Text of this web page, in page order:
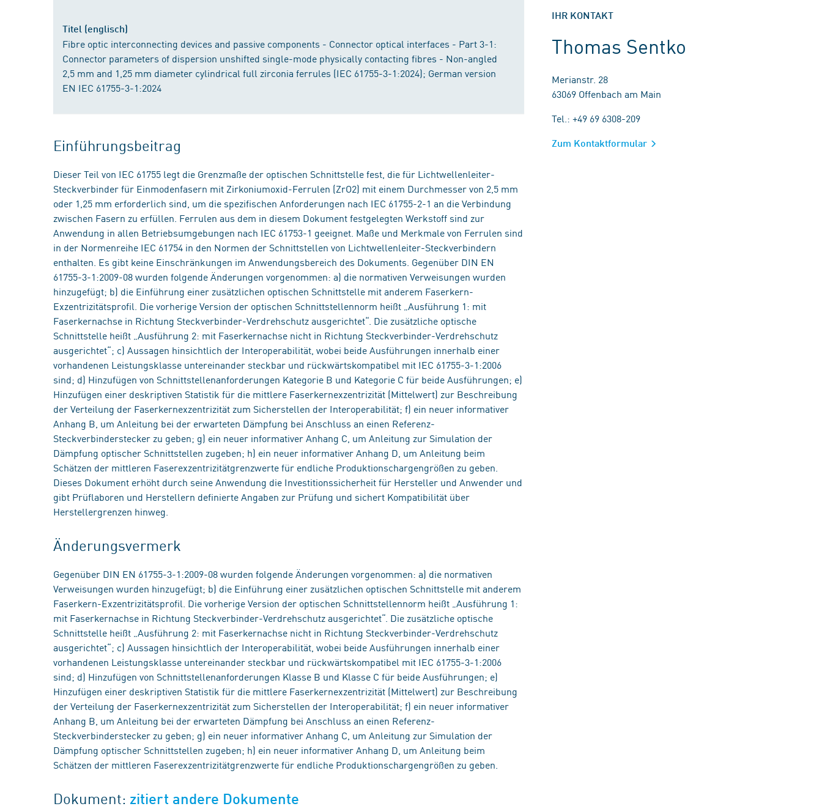
Titel (englisch)
Fibre optic interconnecting devices and passive components - Connector optical interfaces - Part 3-1:
Connector parameters of dispersion unshifted single-mode physically contacting fibres - Non-angled
2,5 mm and 1,25 mm diameter cylindrical full zirconia ferrules (IEC 61755-3-1:2024); German version
EN IEC 61755-3-1:2024
Einführungsbeitrag
Dieser Teil von IEC 61755 legt die Grenzmaße der optischen Schnittstelle fest, die für Lichtwellenleiter-
Steckverbinder für Einmodenfasern mit Zirkoniumoxid-Ferrulen (ZrO2) mit einem Durchmesser von 2,5 mm
oder 1,25 mm erforderlich sind, um die spezifischen Anforderungen nach IEC 61755-2-1 an die Verbindung
zwischen Fasern zu erfüllen. Ferrulen aus dem in diesem Dokument festgelegten Werkstoff sind zur
Anwendung in allen Betriebsumgebungen nach IEC 61753-1 geeignet. Maße und Merkmale von Ferrulen sind
in der Normenreihe IEC 61754 in den Normen der Schnittstellen von Lichtwellenleiter-Steckverbindern
enthalten. Es gibt keine Einschränkungen im Anwendungsbereich des Dokuments. Gegenüber DIN EN
61755-3-1:2009-08 wurden folgende Änderungen vorgenommen: a) die normativen Verweisungen wurden
hinzugefügt; b) die Einführung einer zusätzlichen optischen Schnittstelle mit anderem Faserkern-
Exzentrizitätsprofil. Die vorherige Version der optischen Schnittstellennorm heißt „Ausführung 1: mit
Faserkernachse in Richtung Steckverbinder-Verdrehschutz ausgerichtet“. Die zusätzliche optische
Schnittstelle heißt „Ausführung 2: mit Faserkernachse nicht in Richtung Steckverbinder-Verdrehschutz
ausgerichtet“; c) Aussagen hinsichtlich der Interoperabilität, wobei beide Ausführungen innerhalb einer
vorhandenen Leistungsklasse untereinander steckbar und rückwärtskompatibel mit IEC 61755-3-1:2006
sind; d) Hinzufügen von Schnittstellenanforderungen Kategorie B und Kategorie C für beide Ausführungen; e)
Hinzufügen einer deskriptiven Statistik für die mittlere Faserkernexzentrizität (Mittelwert) zur Beschreibung
der Verteilung der Faserkernexzentrizität zum Sicherstellen der Interoperabilität; f) ein neuer informativer
Anhang B, um Anleitung bei der erwarteten Dämpfung bei Anschluss an einen Referenz-
Steckverbinderstecker zu geben; g) ein neuer informativer Anhang C, um Anleitung zur Simulation der
Dämpfung optischer Schnittstellen zugeben; h) ein neuer informativer Anhang D, um Anleitung beim
Schätzen der mittleren Faserexzentrizitätgrenzwerte für endliche Produktionschargengrößen zu geben.
Dieses Dokument erhöht durch seine Anwendung die Investitionssicherheit für Hersteller und Anwender und
gibt Prüflaboren und Herstellern definierte Angaben zur Prüfung und sichert Kompatibilität über
Herstellergrenzen hinweg.
Änderungsvermerk
Gegenüber DIN EN 61755-3-1:2009-08 wurden folgende Änderungen vorgenommen: a) die normativen
Verweisungen wurden hinzugefügt; b) die Einführung einer zusätzlichen optischen Schnittstelle mit anderem
Faserkern-Exzentrizitätsprofil. Die vorherige Version der optischen Schnittstellennorm heißt „Ausführung 1:
mit Faserkernachse in Richtung Steckverbinder-Verdrehschutz ausgerichtet“. Die zusätzliche optische
Schnittstelle heißt „Ausführung 2: mit Faserkernachse nicht in Richtung Steckverbinder-Verdrehschutz
ausgerichtet“; c) Aussagen hinsichtlich der Interoperabilität, wobei beide Ausführungen innerhalb einer
vorhandenen Leistungsklasse untereinander steckbar und rückwärtskompatibel mit IEC 61755-3-1:2006
sind; d) Hinzufügen von Schnittstellenanforderungen Klasse B und Klasse C für beide Ausführungen; e)
Hinzufügen einer deskriptiven Statistik für die mittlere Faserkernexzentrizität (Mittelwert) zur Beschreibung
der Verteilung der Faserkernexzentrizität zum Sicherstellen der Interoperabilität; f) ein neuer informativer
Anhang B, um Anleitung bei der erwarteten Dämpfung bei Anschluss an einen Referenz-
Steckverbinderstecker zu geben; g) ein neuer informativer Anhang C, um Anleitung zur Simulation der
Dämpfung optischer Schnittstellen zugeben; h) ein neuer informativer Anhang D, um Anleitung beim
Schätzen der mittleren Faserexzentrizitätgrenzwerte für endliche Produktionschargengrößen zu geben.
Dokument: zitiert andere Dokumente
IHR KONTAKT
Thomas Sentko
Merianstr. 28
63069 Offenbach am Main
Tel.: +49 69 6308-209
Zum Kontaktformular